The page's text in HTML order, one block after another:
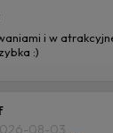
i w
:)
08-03